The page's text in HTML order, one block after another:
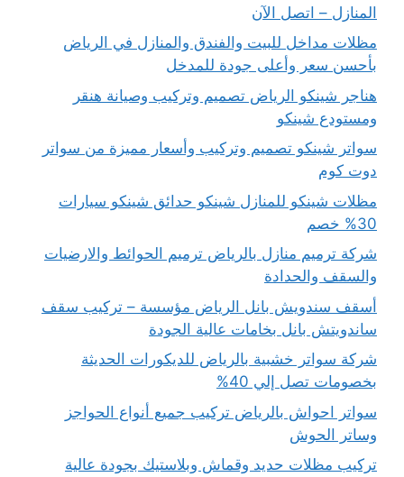
المنازل – اتصل الآن
مظلات مداخل للبيت والفندق والمنازل في الرياض
بأحسن سعر وأعلى جودة للمدخل
هناجر شينكو الرياض تصميم وتركيب وصيانة هنقر
ومستودع شينكو
سواتر شينكو تصميم وتركيب وأسعار مميزة من سواتر
دوت كوم
مظلات شينكو للمنازل شينكو حدائق شينكو سيارات
30% خصم
شركة ترميم منازل بالرياض ترميم الحوائط والارضيات
والسقف والحدادة
أسقف سندويش بانل الرياض مؤسسة – تركيب سقف
ساندويتش بانل بخامات عالية الجودة
شركة سواتر خشبية بالرياض للديكورات الحديثة
بخصومات تصل إلي 40%
سواتر احواش بالرياض تركيب جميع أنواع الحواجز
وساتر الحوش
تركيب مظلات حديد وقماش وبلاستيك بجودة عالية